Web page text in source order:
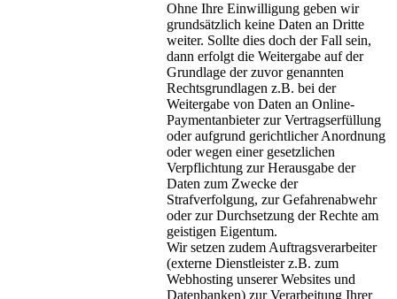
Ohne Ihre Einwilligung geben wir
grundsätzlich keine Daten an Dritte
weiter. Sollte dies doch der Fall sein,
dann erfolgt die Weitergabe auf der
Grundlage der zuvor genannten
Rechtsgrundlagen z.B. bei der
Weitergabe von Daten an Online-
Paymentanbieter zur Vertragserfüllung
oder aufgrund gerichtlicher Anordnung
oder wegen einer gesetzlichen
Verpflichtung zur Herausgabe der
Daten zum Zwecke der
Strafverfolgung, zur Gefahrenabwehr
oder zur Durchsetzung der Rechte am
geistigen Eigentum.
Wir setzen zudem Auftragsverarbeiter
(externe Dienstleister z.B. zum
Webhosting unserer Websites und
Datenbanken) zur Verarbeitung Ihrer